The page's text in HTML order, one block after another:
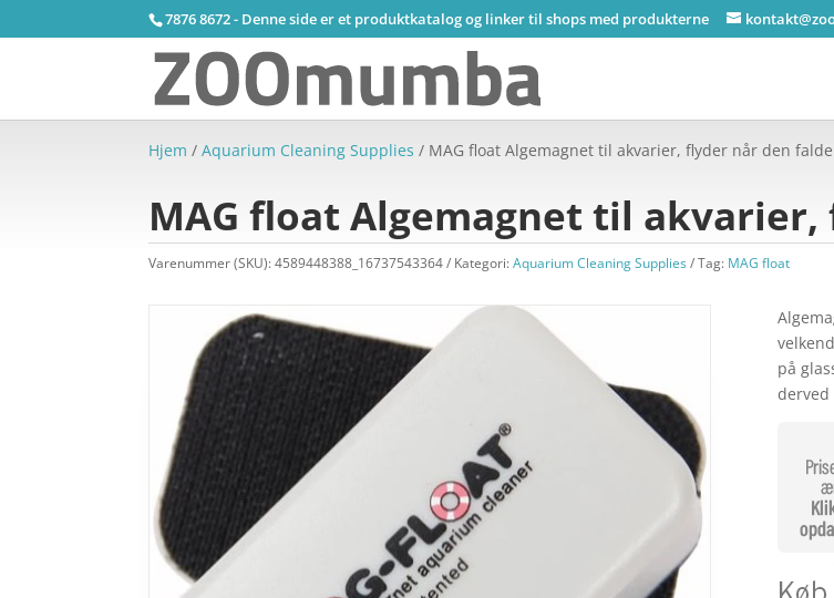
7876 8672 - Denne side er et produktkatalog og linker til shops med produkterne
Hjem /Aquarium Cleaning Supplies / MAG float Algemagnet til akvarier, flyder når den
MAG float Algemagnet til
Varenummer (SKU):4589448388_16737543364 Kategori:Aquarium Cleaning Supplies Tag: MAG float
på
derved